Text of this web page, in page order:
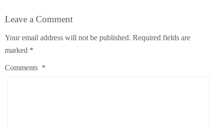
Leave a Comment
Your email address will not be published. Required fields are
marked *
Comments *